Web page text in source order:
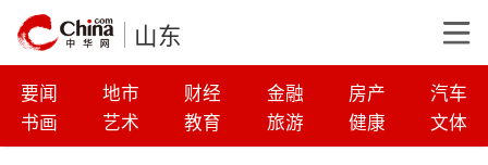
山东
要闻 地市 财经 金融 房产
汽车
书画
艺术 教育 旅游 健康 文体